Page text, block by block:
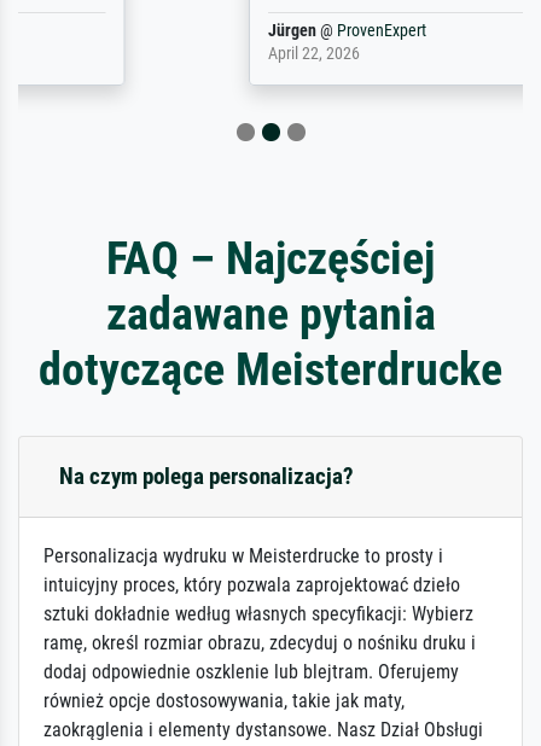
FAQ – Najczęściej
zadawane pytania
dotyczące Meisterdrucke
Na czym polega personalizacja?
Personalizacja wydruku w Meisterdrucke to prosty i
intuicyjny proces, który pozwala zaprojektować dzieło
sztuki dokładnie według własnych specyfikacji: Wybierz
ramę, określ rozmiar obrazu, zdecyduj o nośniku druku i
dodaj odpowiednie oszklenie lub blejtram. Oferujemy
również opcje dostosowywania, takie jak maty,
zaokrąglenia i elementy dystansowe. Nasz Dział Obsługi